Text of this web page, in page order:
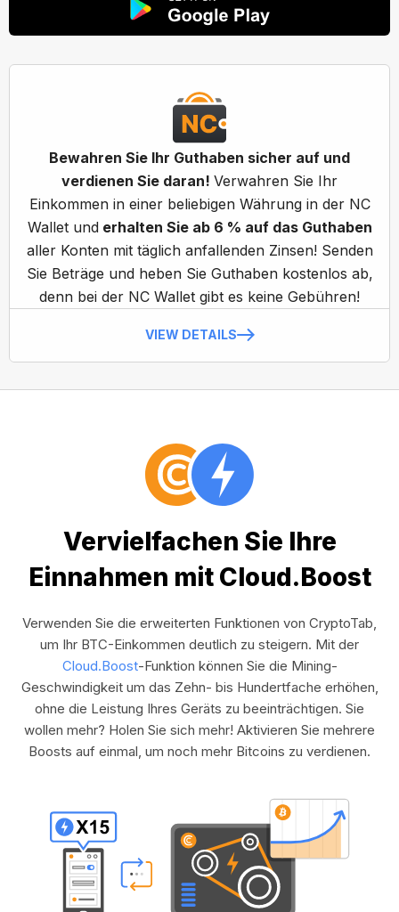
Bewahren Sie Ihr Guthaben sicher auf und
verdienen Sie daran! Verwahren Sie Ihr
Einkommen in einer beliebigen Währung in der NC
Wallet underhalten Sie ab 6 % auf das Guthaben
aller Konten mit täglich anfallenden Zinsen! Senden
Sie Beträge und heben Sie Guthaben kostenlos ab,
denn bei der NC Wallet gibt es keine Gebühren!
VIEW DETAILS
Vervielfachen Sie Ihre
Einnahmen mit Cloud.Boost
Verwenden Sie die erweiterten Funktionen von CryptoTab,
um Ihr BTC-Einkommen deutlich zu steigern. Mit der
Cloud.Boost-Funktion können Sie die Mining-
Geschwindigkeit um das Zehn- bis Hundertfache erhöhen,
ohne die Leistung Ihres Geräts zu beeinträchtigen. Sie
wollen mehr? Holen Sie sich mehr! Aktivieren Sie mehrere
Boosts auf einmal, um noch mehr Bitcoins zu verdienen.